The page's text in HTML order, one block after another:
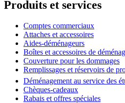
Produits et services
Comptes commerciaux
Attaches et accessoires
Aides-déménageurs
Boîtes et accessoires de
Couverture pour les dommages
Remplissages et réservoirs de
Déménagement au service des
Chèques-cadeaux
Rabais et offres spéciales